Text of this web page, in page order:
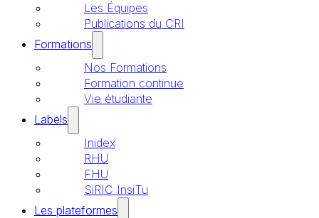
Les Équipes
Publications du CRI
Formations
Nos Formations
Formation continue
Vie étudiante
Labels
Inidex
RHU
FHU
SiRIC InsiTu
Les plateformes